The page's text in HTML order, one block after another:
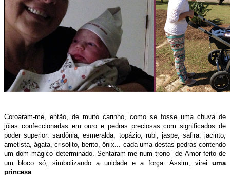
Coroaram-me, então, de muito carinho, como se fosse uma chuva de
jóias confeccionadas em ouro e pedras preciosas com significados de
poder superior: sardônia, esmeralda, topázio, rubi, jaspe, safira, jacinto,
ametista, ágata, crisólito, berito, ônix... cada uma destas pedras contendo
um dom mágico determinado. Sentaram-me num trono de Amor feito de
um bloco só, simbolizando a unidade e a força. Assim, virei uma
princesa